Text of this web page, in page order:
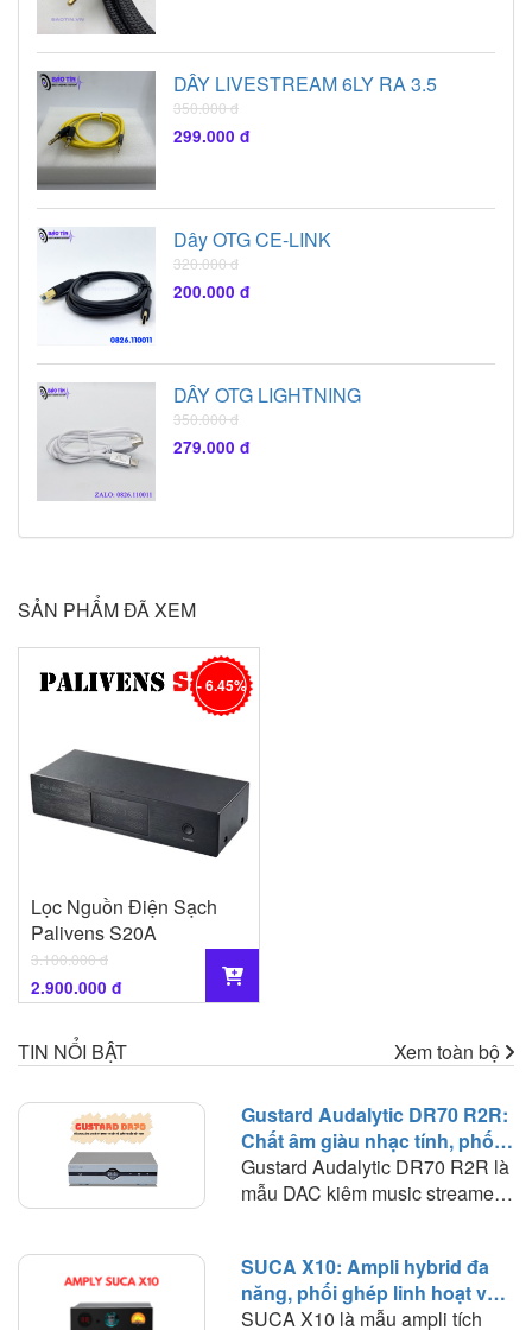
DÂY LIVESTREAM 6LY RA 3.5
350.000 đ
299.000 đ
Dây OTG CE-LINK
320.000 đ
200.000 đ
DÂY OTG LIGHTNING
350.000 đ
279.000 đ
SẢN PHẨM ĐÃ XEM
- 6.45%
Lọc Nguồn Điện Sạch
Palivens S20A
3.100.000 đ
2.900.000 đ
TIN NỔI BẬT Xem toàn bộ
Gustard Audalytic DR70 R2R:
Chất âm giàu nhạc tính, phối
ghép linh hoạt trong hệ thống
nghe nhạc số
Gustard Audalytic DR70 R2R là
mẫu DAC kiêm music streamer
duy trì chất lượng giải mã ở mức
cao. Thay vì phải sử dụng riêng
network streamer và DAC, DR70
SUCA X10: Ampli hybrid đa
năng, phối ghép linh hoạt và
chất âm giàu màu sắc
SUCA X10 là mẫu ampli tích